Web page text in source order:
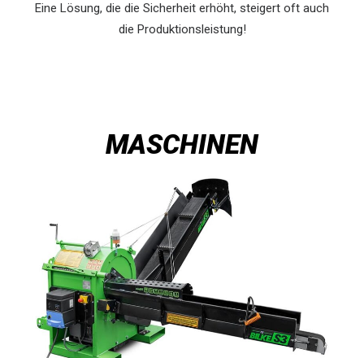
Eine Lösung, die die Sicherheit erhöht, steigert oft auch
die Produktionsleistung!
MASCHINEN